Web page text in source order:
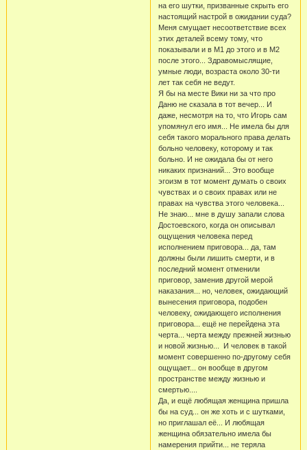
на его шутки, призванные скрыть его
настоящий настрой в ожидании суда?
Меня смущает несоответствие всех
этих деталей всему тому, что
показывали и в М1 до этого и в М2
после этого... Здравомыслящие,
умные люди, возраста около 30-ти
лет так себя не ведут.
Я бы на месте Вики ни за что про
Даню не сказала в тот вечер... И
даже, несмотря на то, что Игорь сам
упомянул его имя... Не имела бы для
себя такого морального права делать
больно человеку, которому и так
больно. И не ожидала бы от него
никаких признаний... Это вообще
эгоизм в тот момент думать о своих
чувствах и о своих правах или не
правах на чувства этого человека...
Не знаю... мне в душу запали слова
Достоевского, когда он описывал
ощущения человека перед
исполнением приговора... да, там
должны были лишить смерти, и в
последний момент отменили
приговор, заменив другой мерой
наказания... но, человек, ожидающий
вынесения приговора, подобен
человеку, ожидающего исполнения
приговора... ещё не перейдена эта
черта... черта между прежней жизнью
и новой жизнью... И человек в такой
момент совершенно по-другому себя
ощущает... он вообще в другом
пространстве между жизнью и
смертью....
Да, и ещё любящая женщина пришла
бы на суд... он же хоть и с шутками,
но приглашал её... И любящая
женщина обязательно имела бы
намерения прийти... не теряла